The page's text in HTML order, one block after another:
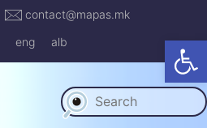
contact@mapas.mk
eng alb